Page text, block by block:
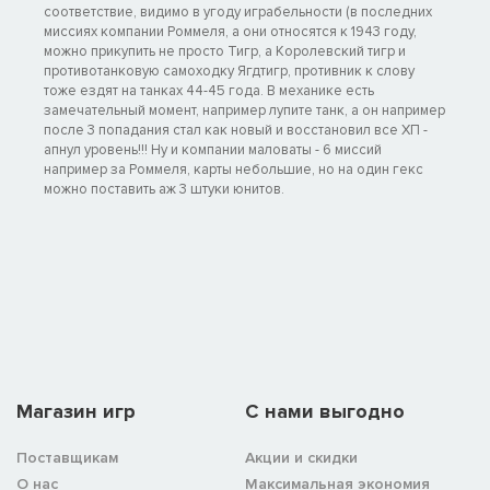
соответствие, видимо в угоду играбельности (в последних
миссиях компании Роммеля, а они относятся к 1943 году,
можно прикупить не просто Тигр, а Королевский тигр и
противотанковую самоходку Ягдтигр, противник к слову
тоже ездят на танках 44-45 года. В механике есть
замечательный момент, например лупите танк, а он например
после 3 попадания стал как новый и восстановил все ХП -
апнул уровень!!! Ну и компании маловаты - 6 миссий
например за Роммеля, карты небольшие, но на один гекс
можно поставить аж 3 штуки юнитов.
Магазин игр
Поставщикам
О нас
C нами выгодно
Акции и скидки
Максимальная экономия